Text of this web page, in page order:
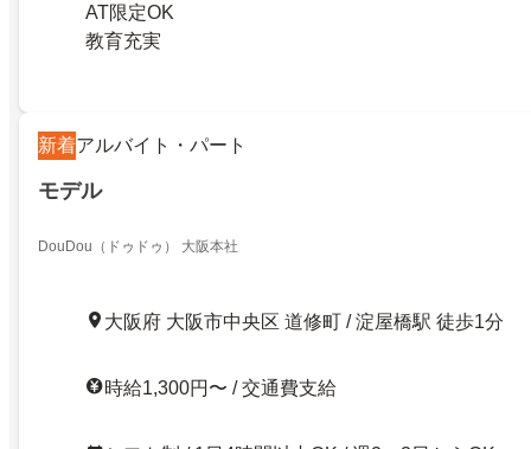
AT限定OK
教育充実
新着アルバイト・パート
モデル
DouDou（ドゥドゥ） 大阪本社
大阪府 大阪市中央区 道修町 / 淀屋橋駅 徒歩1分
時給1,300円〜 / 交通費支給